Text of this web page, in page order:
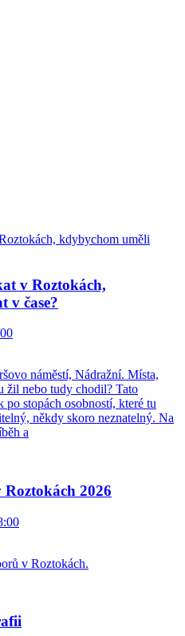
v Roztokách,
v čase?
náměstí, Nádražní. Místa,
žil nebo tudy chodil? Tato
stopách osobností, které tu
někdy skoro neznatelný. Na
a
2026
v Roztokách.